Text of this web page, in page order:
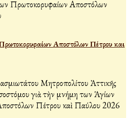
Αποστόλων Πέτρου και